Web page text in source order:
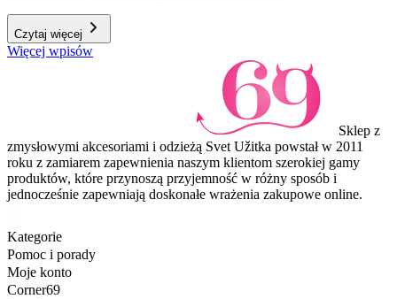
Czytaj więcej
Więcej wpisów
Sklep z
zmysłowymi akcesoriami i odzieżą Svet Užitka powstał w 2011
roku z zamiarem zapewnienia naszym klientom szerokiej gamy
produktów, które przynoszą przyjemność w różny sposób i
jednocześnie zapewniają doskonałe wrażenia zakupowe online.
Kategorie
Pomoc i porady
Moje konto
Corner69